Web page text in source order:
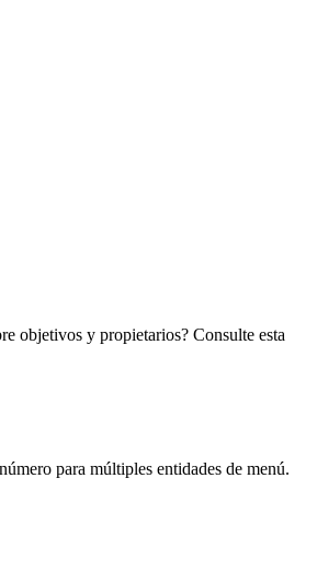
objetivos y propietarios? Consulte esta
para múltiples entidades de menú.